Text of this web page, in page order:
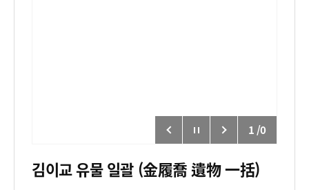
1 /0
김이교 유물 일괄 (金履喬 遺物 一括)